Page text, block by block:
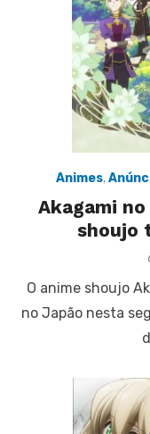
Animes,
Akagami
shoujo
O anime shoujo
no Japão nesta